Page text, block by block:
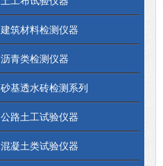
建筑材料检测仪器
沥青类检测仪器
砂基透水砖检测系列
公路土工试验仪器
混凝土类试验仪器